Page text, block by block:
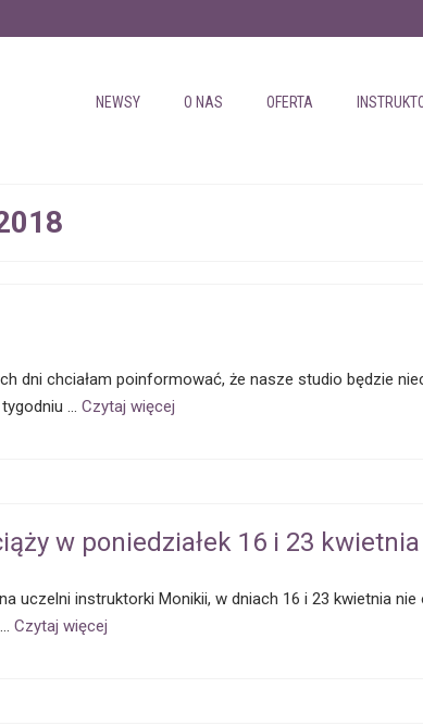
NEWSY O NAS OFERTA
dni chciałam poinformować, że nasze studio będzie
… Czytaj więcej
w poniedziałek 16 i 23 kwietnia
uczelni instruktorki Monikii, w dniach 16 i 23 kwietnia
Czytaj więcej